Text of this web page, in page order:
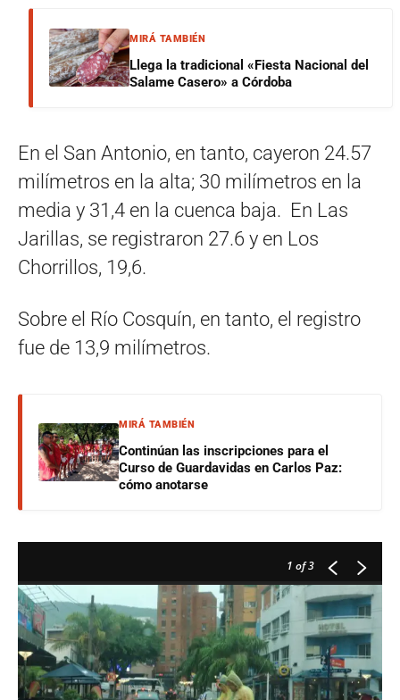
MIRÁ TAMBIÉN
Llega la tradicional «Fiesta Nacional del
Salame Casero» a Córdoba
En el San Antonio, en tanto, cayeron 24.57
milímetros en la alta; 30 milímetros en la
media y 31,4 en la cuenca baja. En Las
Jarillas, se registraron 27.6 y en Los
Chorrillos, 19,6.
Sobre el Río Cosquín, en tanto, el registro
fue de 13,9 milímetros.
MIRÁ TAMBIÉN
Continúan las inscripciones para el
Curso de Guardavidas en Carlos Paz:
cómo anotarse
1 of 3